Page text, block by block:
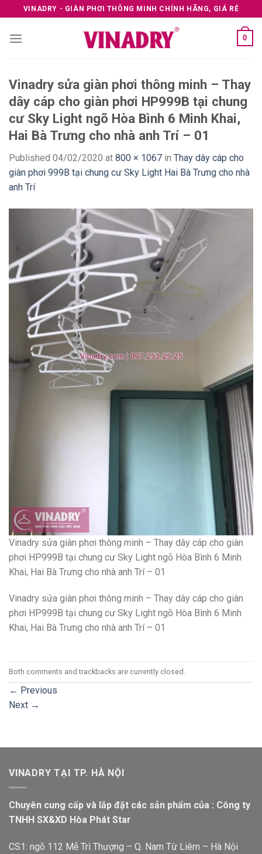
to
content
VINADRY - GIÀN PHƠI THÔNG MINH CHÍNH HÃNG, GIÁ RẺ
0
Vinadry sửa giàn phơi thông minh – Thay
dây cáp cho giàn phơi HP999B tại chung
cư Sky Light ngõ Hòa Bình 6 Minh Khai,
Hai Bà Trưng cho nhà anh Trí – 01
Published 04/02/2020 at 800 × 1067 in Thay dây cáp cho
giàn phơi 999B tại chung cư Sky Light Hai Bà Trưng cho nhà
anh Trí
Vinadry sửa giàn phơi thông minh – Thay dây cáp cho giàn
phơi HP999B tại chung cư Sky Light ngõ Hòa Bình 6 Minh
Khai, Hai Bà Trưng cho nhà anh Trí – 01
Vinadry sửa giàn phơi thông minh – Thay dây cáp cho giàn
phơi HP999B tại chung cư Sky Light ngõ Hòa Bình 6 Minh
Khai, Hai Bà Trưng cho nhà anh Trí – 01
Both comments and trackbacks are currently closed.
← Previous
Next →
VINADRY TẠI TP. HÀ NỘI
Chuyên cung cấp và lắp đặt các sản phẩm của : Công ty
TNHH SX&XD Hòa Phát Star
CS1: ngõ 112 Mễ Trì Thượng – Q. Nam Từ Liêm – Hà Nội